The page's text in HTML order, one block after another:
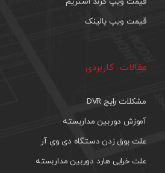
قیمت ویپ یالینک
مقالات کاربردی
مشکلات رایج DVR
آموزش دوربین مداربسته
علت بوق زدن دستگاه دی وی آر
علت خرابی هارد دوربین مداربسته